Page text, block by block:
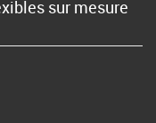
sur mesure